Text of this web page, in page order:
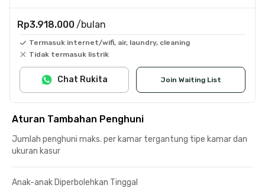
Rp3.918.000 /bulan
Termasuk internet/wifi, air, laundry, cleaning
Tidak termasuk listrik
Join Waiting List
Chat Rukita
Aturan Tambahan Penghuni
Jumlah penghuni maks. per kamar tergantung tipe kamar dan
ukuran kasur
Anak-anak Diperbolehkan Tinggal